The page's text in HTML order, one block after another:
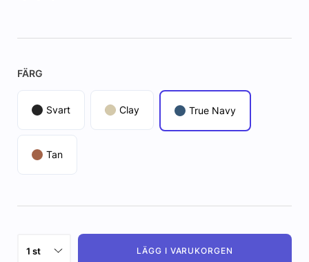
FÄRG
Svart Clay True Navy
Tan
LÄGG I VARUKORGEN